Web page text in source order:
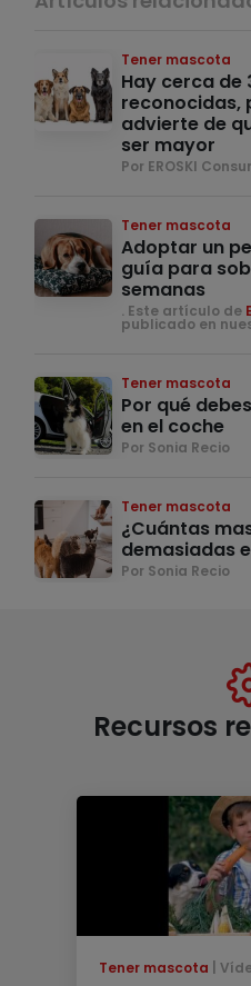
Tener mascota
Hay cerca de
reconocidas,
advierte de
ser mayor
Por EROSKI
Tener mascota
Adoptar un
guía para
semanas
. Este artículo de
publicado en
Tener mascota
Por qué
en el coche
Por Sonia Recio
Tener mascota
¿Cuántas
demasiadas
Por Sonia Recio
Recursos
Tener mascota